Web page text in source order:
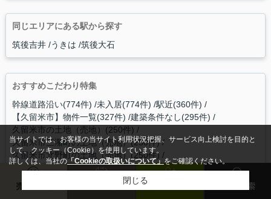
同じエリアにある駅から探す
筑後吉井 うきは 筑後大石
おすすめこだわり特集
幹線道路沿い(774件) 未入居(774件) 駅近(360件)
【久留米市】物件一覧(327件) 建築条件なし(295件)
久留米市の土地（売地）(250件)
久留米市三潴町の土地（売地）(250件)
久留米市北野町の土地（売地）(250件)
久留米市城島町の土地（売地）(250件)
久留米市安武町の土地（売地）(250件)
売却査定 物件検索
当サイトでは、お客様の当サイト利用状況把握、サービス向上検討を目的と
して、クッキー（Cookie）を使用しています。
詳しくは、当社の「Cookieの取扱いについて」をご確認ください。
閉じる